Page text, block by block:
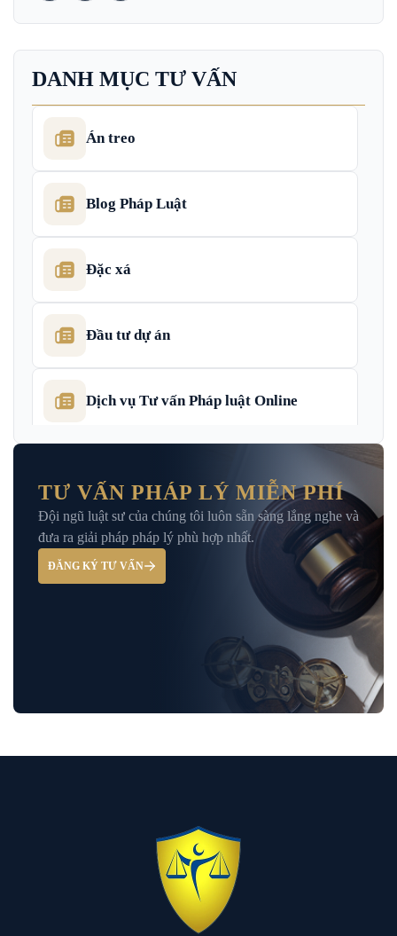
DANH MỤC TƯ VẤN
Án treo
Blog Pháp Luật
Đặc xá
Đầu tư dự án
Dịch vụ Tư vấn Pháp luật Online
Giải Đáp – Tư Vấn Pháp Luật Hình Sự
Hỏi đáp và tư vấn pháp luật
Luật Bảo Hiểm Xã Hội
Luật Giao Thông
Luật Hành Chính
TƯ VẤN PHÁP LÝ MIỄN PHÍ
Đội ngũ luật sư của chúng tôi luôn sẵn sàng lắng nghe và
đưa ra giải pháp pháp lý phù hợp nhất.
ĐĂNG KÝ TƯ VẤN